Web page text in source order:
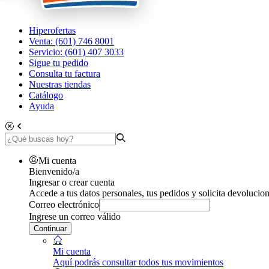
Hiperofertas
Venta: (601) 746 8001
Servicio: (601) 407 3033
Sigue tu pedido
Consulta tu factura
Nuestras tiendas
Catálogo
Ayuda
Mi cuenta
Bienvenido/a
Ingresar o crear cuenta
Accede a tus datos personales, tus pedidos y solicita
Correo electrónico
Ingrese un correo válido
Continuar
Mi cuenta
Aquí podrás consultar todos tus movimientos